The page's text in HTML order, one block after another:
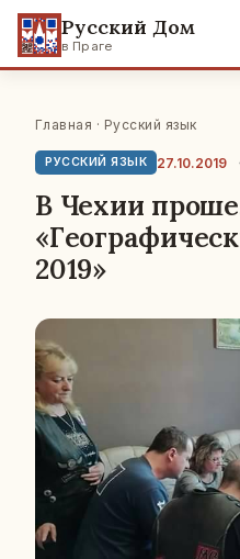
Русский Дом
в Праге
Главная · Русский язык
РУССКИЙ ЯЗЫК 27.10.2019
В Чехии
2019»